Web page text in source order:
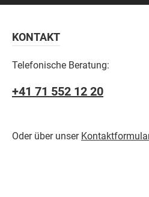
KONTAKT
Telefonische Beratung:
+41 71 552 12 20
Oder über unser